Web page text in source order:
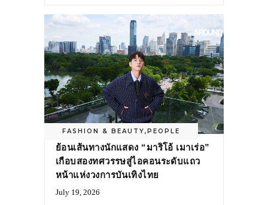
FASHION & BEAUTY, PEOPLE
ย้อนเส้นทางนักแสดง “มาริโอ้ เมาเร่อ”
เกือบสองทศวรรษสู่ไอคอนระดับแถว
หน้าแห่งวงการบันเทิงไทย
July 19, 2026